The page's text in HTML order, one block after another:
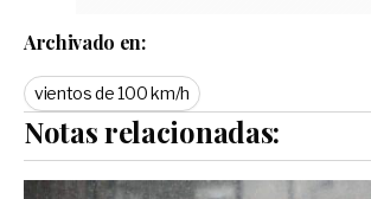
Archivado en:
vientos de 100 km/h
Notas relacionadas: